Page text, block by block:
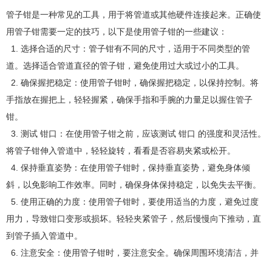
管子钳是一种常见的工具，用于将管道或其他硬件连接起来。正确使
用管子钳需要一定的技巧，以下是使用管子钳的一些建议：
1. 选择合适的尺寸：管子钳有不同的尺寸，适用于不同类型的管
道。选择适合管道直径的管子钳，避免使用过大或过小的工具。
2. 确保握把稳定：使用管子钳时，确保握把稳定，以保持控制。将
手指放在握把上，轻轻握紧，确保手指和手腕的力量足以握住管子
钳。
3. 测试 钳口：在使用管子钳之前，应该测试 钳口 的强度和灵活性。
将管子钳伸入管道中，轻轻旋转，看看是否容易夹紧或松开。
4. 保持垂直姿势：在使用管子钳时，保持垂直姿势，避免身体倾
斜，以免影响工作效率。同时，确保身体保持稳定，以免失去平衡。
5. 使用正确的力度：使用管子钳时，要使用适当的力度，避免过度
用力，导致钳口变形或损坏。轻轻夹紧管子，然后慢慢向下推动，直
到管子插入管道中。
6. 注意安全：使用管子钳时，要注意安全。确保周围环境清洁，并